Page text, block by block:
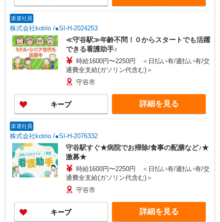
派遣社員
株式会社kotrio /●SI-H-2024253
≪守谷駅≫年齢不問！０からスタートでも活躍
できる看護助手♪
時給1600円〜2250円 ＜日払い有/週払い有/交
通費全支給(ガソリン代含む)＞
守谷市
キープ 詳細を見る
派遣社員
株式会社kotrio /●SI-H-2076332
守谷駅すぐ★病院でお掃除/食事の配膳など♪★
激募★
時給1600円〜2250円 ＜日払い有/週払い有/交
通費全支給(ガソリン代含む)＞
守谷市
キープ 詳細を見る